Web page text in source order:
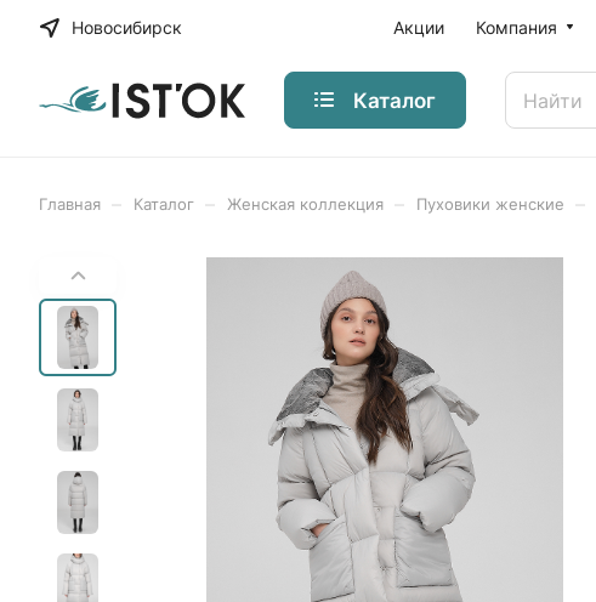
Новосибирск Акции Компания
Каталог
Главная Каталог Женская коллекция Пуховики женские